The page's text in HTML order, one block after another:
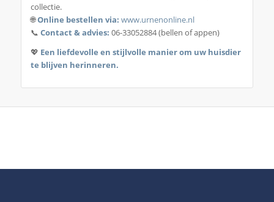
collectie.
🌐Online bestellen via: www.urnenonline.nl
📞 Contact & advies: 06-33052884 (bellen of appen)
💖 Een liefdevolle en stijlvolle manier om uw huisdier
te blijven herinneren.